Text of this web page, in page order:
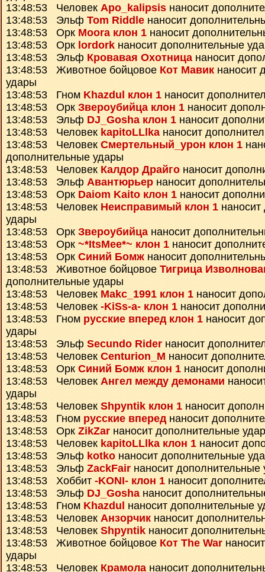
13:48:53 Человек Apo_kalipsis наносит
13:48:53 Эльф Tom Riddle наносит
13:48:53 Орк Moora клон 1 наносит
13:48:53 Орк lordork наносит дополнительные
13:48:53 Эльф Кровавая Охотницананосит
13:48:53 Животное бойцовое Кот Мавик наносит
удары
13:48:53 Гном Khazdul клон 1 наносит
13:48:53 Орк Звероубийца клон 1 наносит
13:48:53 Эльф DJ_Gosha клон 1 наносит
13:48:53 Человек kapitoLLlkaнаносит
13:48:53 Человек Смертельный_урон клон 1
дополнительные удары
13:48:53 Человек Калдор Драйго наносит
13:48:53 Эльф Авантюрьер наносит
13:48:53 Орк Daiom Kaito клон 1 наносит
13:48:53 Человек Неисправимый клон 1
удары
13:48:53 Орк Звероубийцананосит
13:48:53 Орк ~*ItsMee*~ клон 1 наносит
13:48:53 Орк Синий Бомж наносит
13:48:53 Животное бойцовое Тигрица
дополнительные удары
13:48:53 Человек Makc_1991 клон 1 наносит
13:48:53 Человек -KiSs-a- клон 1 наносит
13:48:53 Гном русские вперед клон 1 наносит
удары
13:48:53 Эльф Secundo Rider наносит
13:48:53 Человек Centurion_M наносит
13:48:53 Орк Синий Бомж клон 1 наносит
13:48:53 Человек Ангел между демонами
удары
13:48:53 Человек Shpyntik клон 1 наносит
13:48:53 Гном русские впереднаносит
13:48:53 Орк ZikZar наносит дополнительные
13:48:53 Человек kapitoLLlka клон 1 наносит
13:48:53 Эльф kotko наносит дополнительные
13:48:53 Эльф ZackFair наносит дополнительные
13:48:53 Хоббит -KONI- клон 1 наносит
13:48:53 Эльф DJ_Gosha наносит
13:48:53 Гном Khazdul наносит дополнительные
13:48:53 Человек Анзорчик наносит
13:48:53 Человек Shpyntik наносит
13:48:53 Животное бойцовое Кот The War
удары
13:48:53 Человек Крамолананосит